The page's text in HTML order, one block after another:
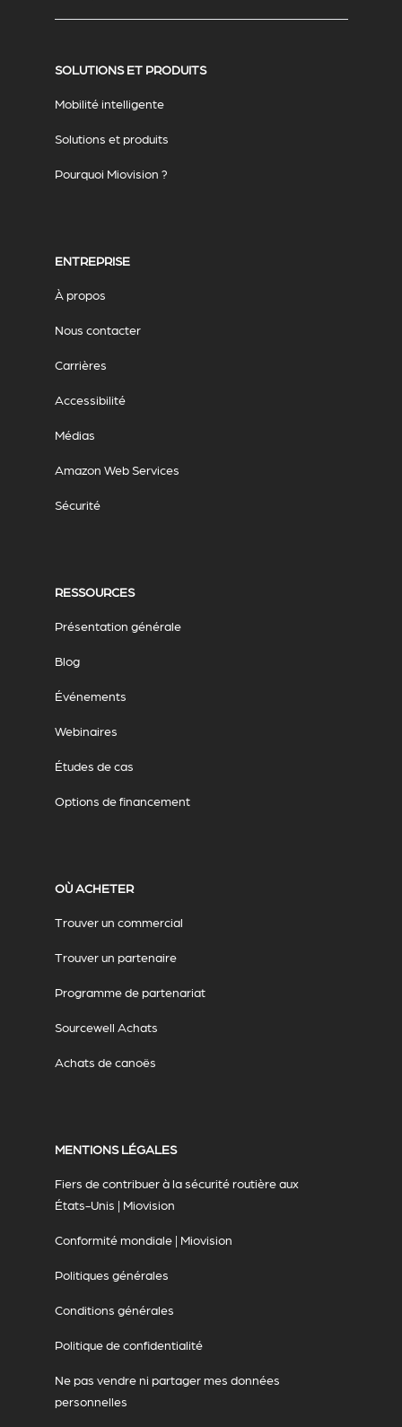
SOLUTIONS ET PRODUITS
Mobilité intelligente
Solutions et produits
Pourquoi Miovision ?
ENTREPRISE
À propos
Nous contacter
Carrières
Accessibilité
Médias
Amazon Web Services
Sécurité
RESSOURCES
Présentation générale
Blog
Événements
Webinaires
Études de cas
Options de financement
OÙ ACHETER
Trouver un commercial
Trouver un partenaire
Programme de partenariat
Sourcewell Achats
Achats de canoës
MENTIONS LÉGALES
Fiers de contribuer à la sécurité routière aux
États-Unis | Miovision
Conformité mondiale | Miovision
Politiques générales
Conditions générales
Politique de confidentialité
Ne pas vendre ni partager mes données
personnelles